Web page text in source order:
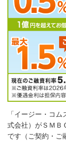
「イージー・コ
式会社）がＳＭＢ
です（ご契約・ご